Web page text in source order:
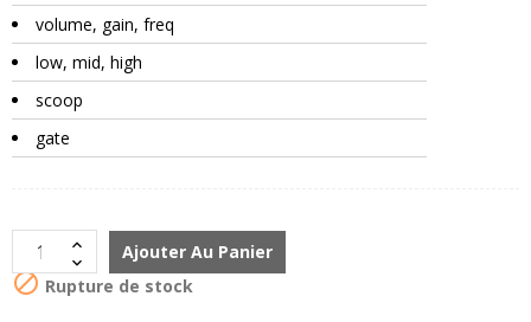
volume, gain, freq
low, mid, high
scoop
gate
Ajouter Au Panier
 Rupture de stock